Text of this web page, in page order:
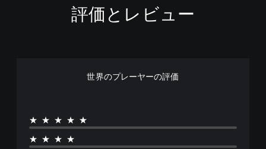
評価とレビュー
世界のプレーヤーの評価
★★★★★
★★★★